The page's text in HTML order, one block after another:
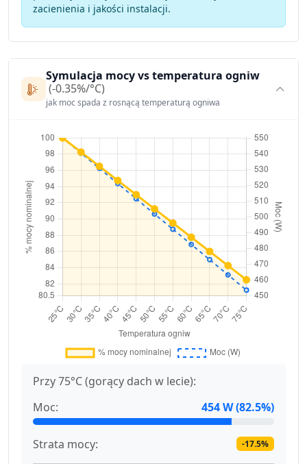
zacienienia i jakości instalacji.
Symulacja mocy vs temperatura ogniw
(-0.35%/°C)
jak moc spada z rosnącą temperaturą ogniwa
Przy 75°C (gorący dach w lecie):
Moc:
454 W (82.5%)
Strata mocy: -17.5%